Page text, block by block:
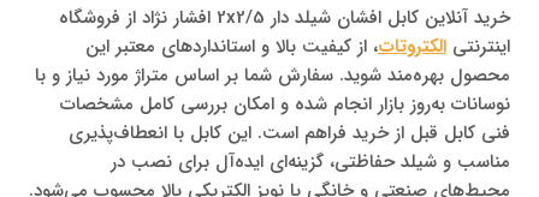
خرید آنلاین کابل افشان شیلد دار 2x2/5 افشار نژاد از فروشگاه
اینترنتی الکتروتات، از کیفیت بالا و استانداردهای معتبر این
محصول بهره‌مند شوید. سفارش شما بر اساس متراژ مورد نیاز و با
نوسانات به‌روز بازار انجام شده و امکان بررسی کامل مشخصات
فنی کابل قبل از خرید فراهم است. این کابل با انعطاف‌پذیری
مناسب و شیلد حفاظتی، گزینه‌ای ایده‌آل برای نصب در
محیط‌های صنعتی و خانگی با نویز الکتریکی بالا محسوب می‌شود.